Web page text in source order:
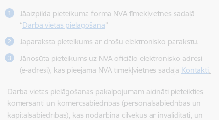
Jāaizpilda pieteikuma forma NVA tīmekļvietnes sadaļā
“Darba vietas pielāgošana”.
Jāparaksta pieteikums ar drošu elektronisko parakstu.
Jānosūta pieteikums uz NVA oficiālo elektronisko adresi
(e-adresi), kas pieejama NVA tīmekļvietnes sadaļā Kontakti.
Darba vietas pielāgošanas pakalpojumam aicināti pieteikties
komersanti un komercsabiedrības (personālsabiedrības un
kapitālsabiedrības), kas nodarbina cilvēkus ar invaliditāti, un